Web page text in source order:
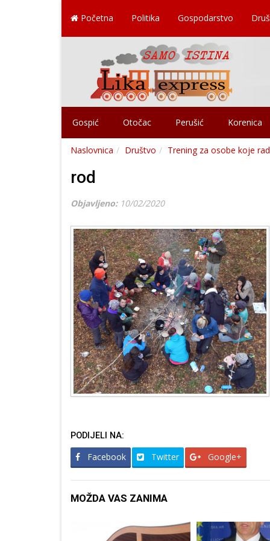
Početna Politika Gospodarstvo
Gospić Otočac Perušić Korenica
Naslovnica Društvo Trening za osobe koje
rod
Objavljeno: 10/02/2020
PODIJELI NA:
Facebook Twitter Google+
MOŽDA VAS ZANIMA